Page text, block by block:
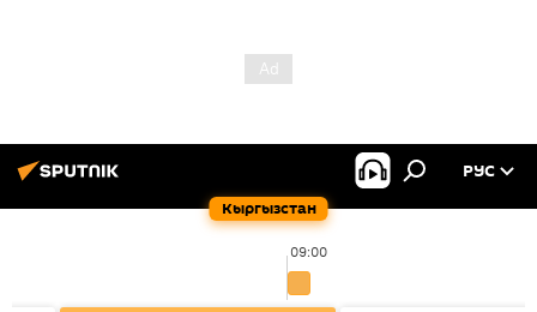
Кыргызстан
РУС
09:00